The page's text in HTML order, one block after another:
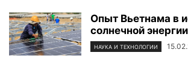
Опыт Вьетнама в
солнечной энергии
НАУКА И ТЕХНОЛОГИИ